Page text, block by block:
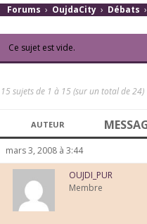
Forums › OujdaCity › Débats ›
Ce sujet est vide.
15 sujets de 1 à 15 (sur un total de 24)
AUTEUR
mars 3, 2008 à 3:44
OUJDI_PUR
Membre